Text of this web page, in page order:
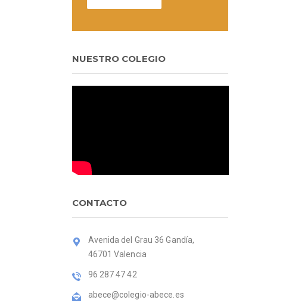
NUESTRO COLEGIO
CONTACTO
Avenida del Grau 36 Gandía,
46701 Valencia
96 287 47 42
abece@colegio-abece.es